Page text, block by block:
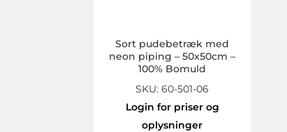
Sort pudebetræk med
neon piping – 50x50cm –
100% Bomuld
SKU: 60-501-06
Login for priser og
oplysninger